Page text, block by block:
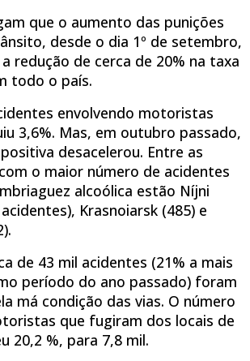
que o aumento das punições
desde o dia 1º de setembro,
redução de cerca de 20% na taxa
todo o país.
envolvendo motoristas
3,6%. Mas, em outubro passado,
desacelerou. Entre as
o maior número de acidentes
alcoólica estão Níjni
Krasnoiarsk (485) e
de 43 mil acidentes (21% a mais
período do ano passado) foram
má condição das vias. O número
que fugiram dos locais de
20,2 %, para 7,8 mil.